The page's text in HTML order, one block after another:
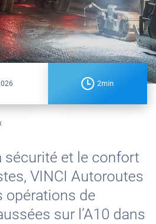
2min
sécurité et le confort
VINCI Autoroutes
opérations de
sur l’A10 dans